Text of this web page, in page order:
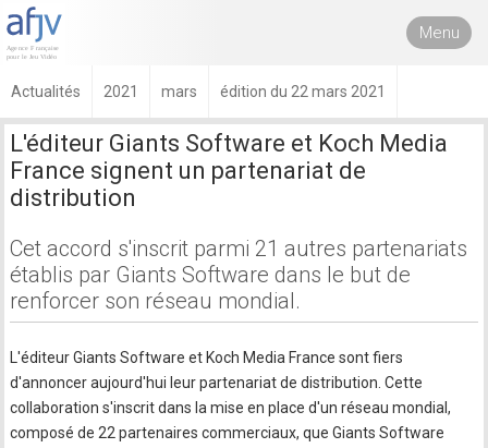
Menu
Actualités 2021 mars édition du 22 mars 2021
L'éditeur Giants Software et Koch Media
France signent un partenariat de
distribution
Cet accord s'inscrit parmi 21 autres partenariats
établis par Giants Software dans le but de
renforcer son réseau mondial.
L'éditeur Giants Software et Koch Media France sont fiers
d'annoncer aujourd'hui leur partenariat de distribution. Cette
collaboration s'inscrit dans la mise en place d'un réseau mondial,
composé de 22 partenaires commerciaux, que Giants Software